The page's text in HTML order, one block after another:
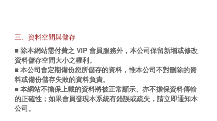
三、資料空間與儲存
■ 除本網站需付費之 VIP 會員服務外，本公司保留新增或修改
資料儲存空間大小之權利。
■ 本公司會定期備份您所儲存的資料，惟本公司不對刪除的資
料或備份儲存失敗的資料負責。
■ 本網站不擔保上載的資料將被正常顯示、亦不擔保資料傳輸
的正確性；如果會員發現本系統有錯誤或疏失，請立即通知本
公司。